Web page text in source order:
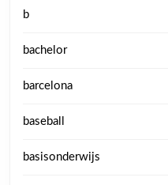
b
bachelor
barcelona
baseball
basisonderwijs